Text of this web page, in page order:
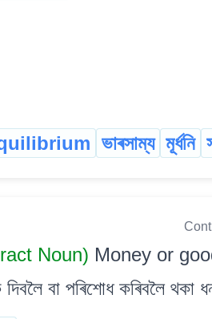
ভাৰসাম্য মূৰ্ধনি
Noun) Money or
বা পৰিশোধ কৰিবলৈ থকা ধন,